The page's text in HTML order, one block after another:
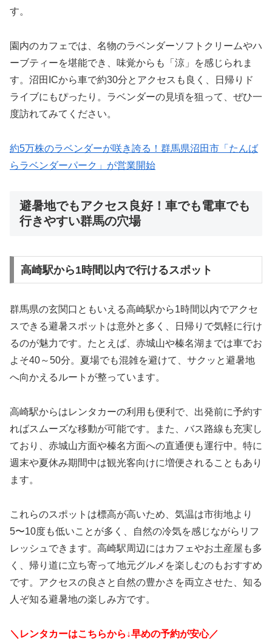
す。
園内のカフェでは、名物のラベンダーソフトクリームやハ
ーブティーを堪能でき、味覚からも「涼」を感じられま
す。沼田ICから車で約30分とアクセスも良く、日帰りド
ライブにもぴったり。ラベンダーの見頃を狙って、ぜひ一
度訪れてみてください。
約5万株のラベンダーが咲き誇る！群馬県沼田市「たんば
らラベンダーパーク」が営業開始
避暑地でもアクセス良好！車でも電車でも
行きやすい群馬の穴場
高崎駅から1時間以内で行けるスポット
群馬県の玄関口ともいえる高崎駅から1時間以内でアクセ
スできる避暑スポットは意外と多く、日帰りで気軽に行け
るのが魅力です。たとえば、赤城山や榛名湖までは車でお
よそ40～50分。夏場でも混雑を避けて、サクッと避暑地
へ向かえるルートが整っています。
高崎駅からはレンタカーの利用も便利で、出発前に予約す
ればスムーズな移動が可能です。また、バス路線も充実し
ており、赤城山方面や榛名方面への直通便も運行中。特に
週末や夏休み期間中は観光客向けに増便されることもあり
ます。
これらのスポットは標高が高いため、気温は市街地より
5〜10度も低いことが多く、自然の冷気を感じながらリフ
レッシュできます。高崎駅周辺にはカフェやお土産屋も多
く、帰り道に立ち寄って地元グルメを楽しむのもおすすめ
です。アクセスの良さと自然の豊かさを両立させた、知る
人ぞ知る避暑地の楽しみ方です。
＼レンタカーはこちらから↓早めの予約が安心／